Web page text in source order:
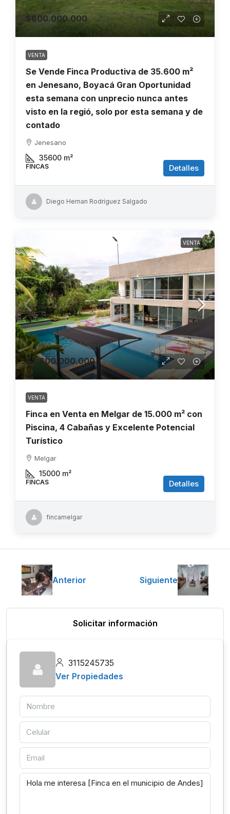
$600.000.000
VENTA
Se Vende Finca Productiva de 35.600 m²
en Jenesano, Boyacá Gran Oportunidad
esta semana con unprecio nunca antes
visto en la regió, solo por esta semana y de
contado
Jenesano
35600 m²
FINCAS Detalles
Diego Hernan Rodríguez Salgado
VENTA
$3.800.000.000
VENTA
Finca en Venta en Melgar de 15.000 m² con
Piscina, 4 Cabañas y Excelente Potencial
Turístico
Melgar
15000 m²
FINCAS Detalles
fincamelgar
Anterior Siguiente
Solicitar información
3115245735
Ver Propiedades